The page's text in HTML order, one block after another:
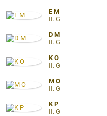
E M
II. G
D M
II. G
K O
II. G
M O
II. G
K P
II. G